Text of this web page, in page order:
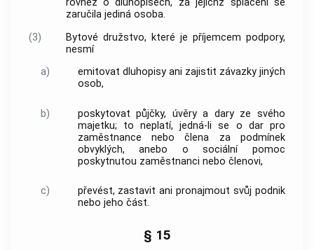
rovněž o dluhopisech, za jejichž splacení se
zaručila jediná osoba.
(3)
Bytové družstvo, které je příjemcem podpory,
nesmí
a)
emitovat dluhopisy ani zajistit závazky jiných
osob,
b)
poskytovat půjčky, úvěry a dary ze svého
majetku; to neplatí, jedná-li se o dar pro
zaměstnance nebo člena za podmínek
obvyklých, anebo o sociální pomoc
poskytnutou zaměstnanci nebo členovi,
c)
převést, zastavit ani pronajmout svůj podnik
nebo jeho část.
§ 15